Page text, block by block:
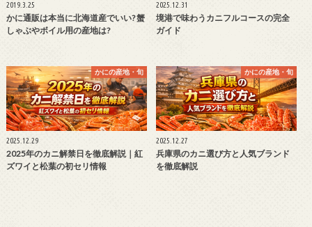
2019.3.25
かに通販は本当に北海道産でいい? 蟹
しゃぶやボイル用の産地は?
2025.12.31
境港で味わうカニフルコースの完全
ガイド
かにの産地・旬
2025.12.29
2025年のカニ解禁日を徹底解説｜紅
ズワイと松葉の初セリ情報
かにの産地・旬
2025.12.27
兵庫県のカニ選び方と人気ブランド
を徹底解説